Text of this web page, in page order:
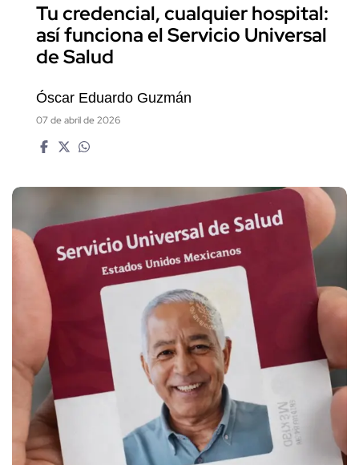
Tu credencial, cualquier hospital:
así funciona el Servicio Universal
de Salud
Óscar Eduardo Guzmán
07 de abril de 2026